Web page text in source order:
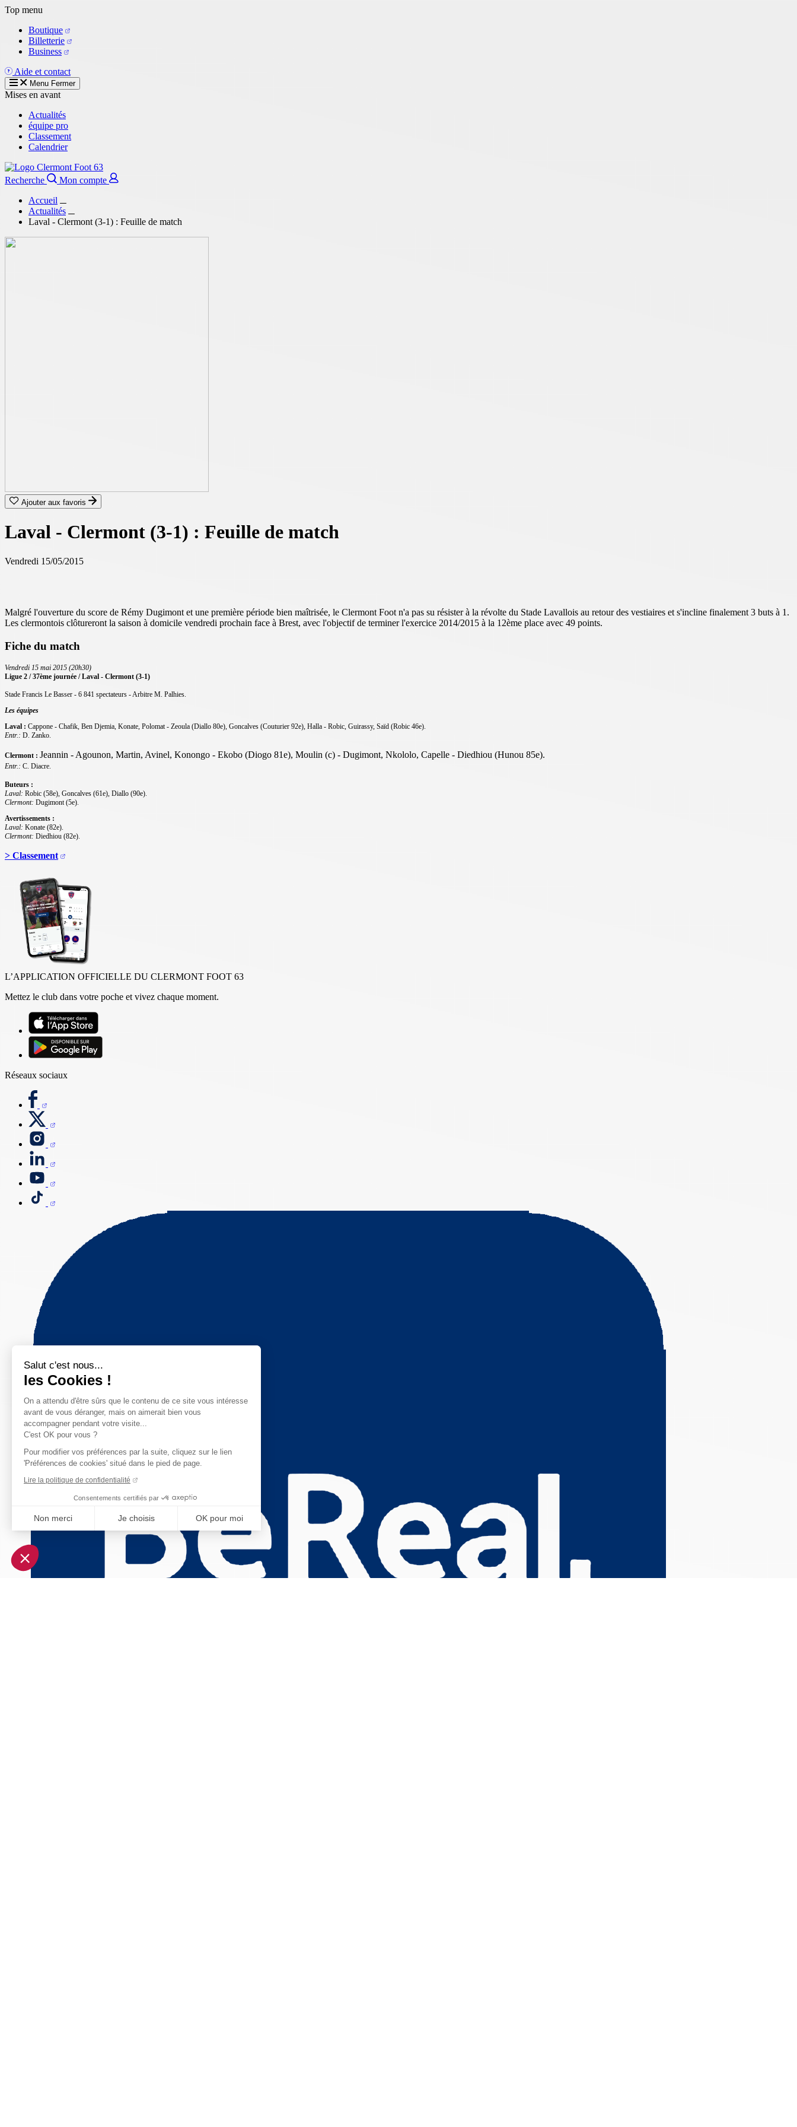
Salut c'est nous...
les Cookies !
On a attendu d'être sûrs que le contenu de ce site vous intéresse
avant de vous déranger, mais on aimerait bien vous
accompagner pendant votre visite...
C'est OK pour vous ?
Pour modifier vos préférences par la suite, cliquez sur le lien
'Préférences de cookies' situé dans le pied de page.
Lire la politique de confidentialité
Consentements certifiés par
Non merci Je choisis OK pour moi
Plateforme de Gestion du Consentement : Personnalisez vos Options
Notre plateforme vous permet d'adapter et de gérer vos paramètres de confidentialité, en garantissant la conformité avec les réglementations. Personnalisez vos préférences pour
Aller
contenu
principal
Top menu
Boutique
Billetterie
Business
Aide et contact
Menu Fermer
Mises en avant
Actualités
équipe pro
Classement
Calendrier
Recherche
Mon compte
Accueil
Actualités
Laval - Clermont (3-1) : Feuille de match
Ajouter aux favoris
Laval - Clermont (3-1) : Feuille de match
Vendredi 15/05/2015
Malgré l'ouverture du score de Rémy Dugimont et une première période bien maîtrisée, le Clermont Foot n'a pas su résister à la révolte du Stade Lavallois au retour des vestiaires et s'incline finalement 3 buts à 1.
Les clermontois clôtureront la saison à domicile vendredi prochain face à Brest, avec l'objectif de terminer l'exercice 2014/2015 à la 12ème place avec 49 points.
Fiche du match
Vendredi 15 mai 2015 (20h30)
Ligue 2 / 37ème journée / Laval - Clermont (3-1)
Stade Francis Le Basser - 6 841 spectateurs - Arbitre M. Palhies.
Les équipes
Laval : Cappone - Chafik, Ben Djemia, Konate, Polomat - Zeoula (Diallo 80e), Goncalves (Couturier 92e), Halla - Robic, Guirassy, Saïd (Robic 46e).
Entr.: D. Zanko.
Clermont : Jeannin - Agounon, Martin, Avinel, Konongo - Ekobo (Diogo 81e), Moulin (c) - Dugimont, Nkololo, Capelle - Diedhiou (Hunou 85e).
Entr.: C. Diacre.
Buteurs :
Laval: Robic (58e), Goncalves (61e), Diallo (90e).
Clermont: Dugimont (5e).
Avertissements :
Laval: Konate (82e).
Clermont: Diedhiou (82e).
> Classement
L’APPLICATION OFFICIELLE DU CLERMONT FOOT 63
Mettez le club dans votre poche et vivez chaque moment.
Réseaux sociaux